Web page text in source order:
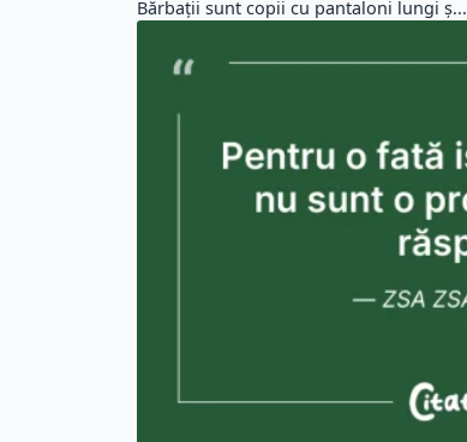
Bărbaţii sunt copii cu pantaloni lungi ş...